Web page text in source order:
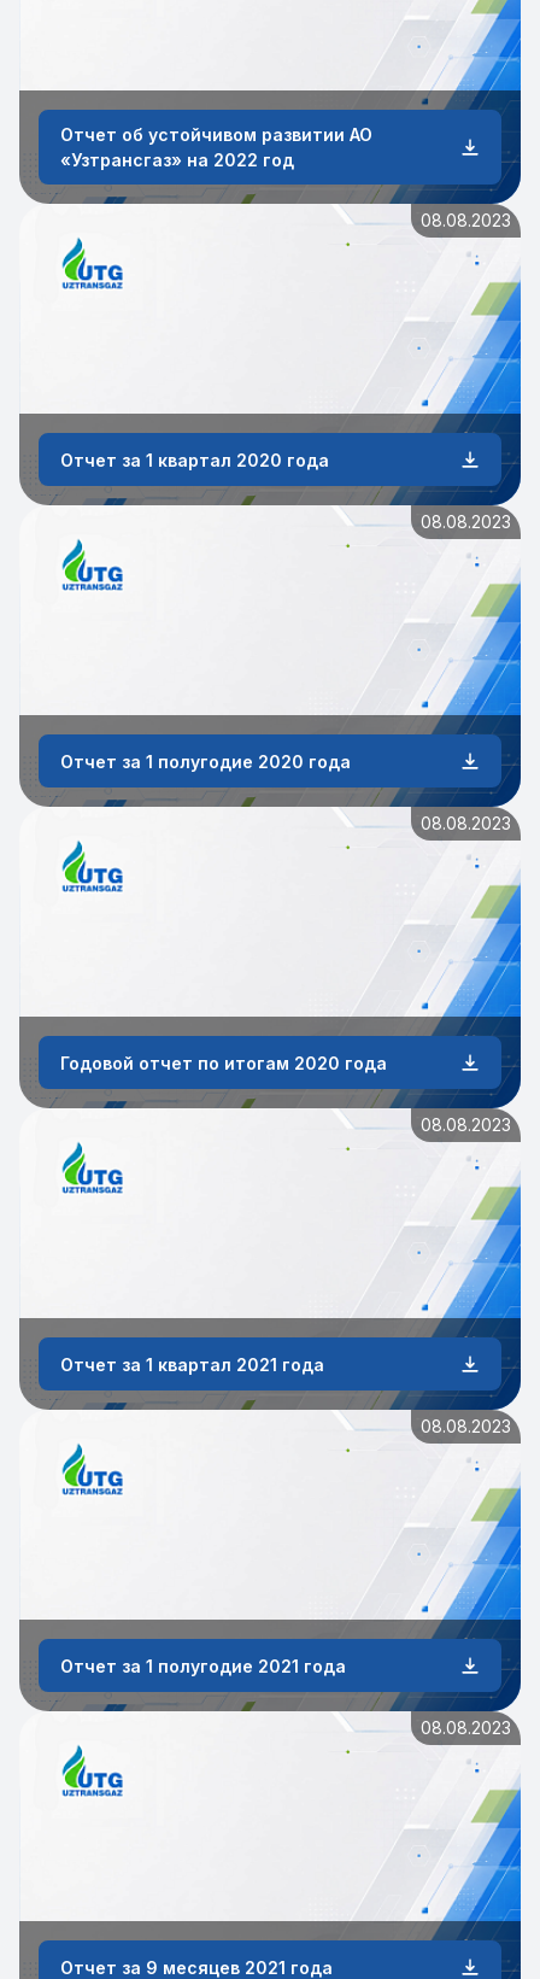
Отчет об устойчивом развитии АО
«Узтрансгаз» на 2022 год
08.08.2023
Отчет за 1 квартал 2020 года
08.08.2023
Отчет за 1 полугодие 2020 года
08.08.2023
Годовой отчет по итогам 2020 года
08.08.2023
Отчет за 1 квартал 2021 года
08.08.2023
Отчет за 1 полугодие 2021 года
08.08.2023
Отчет за 9 месяцев 2021 года